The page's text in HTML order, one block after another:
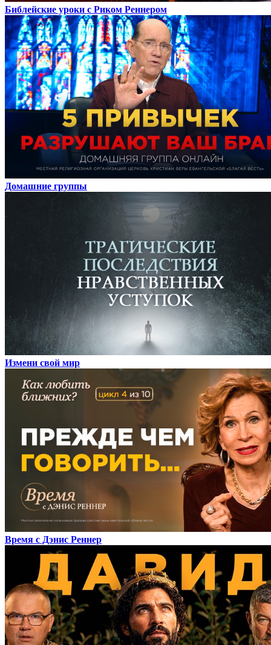
Библейские уроки с Риком Реннером
Домашние группы
Измени свой мир
Время с Дэнис Реннер